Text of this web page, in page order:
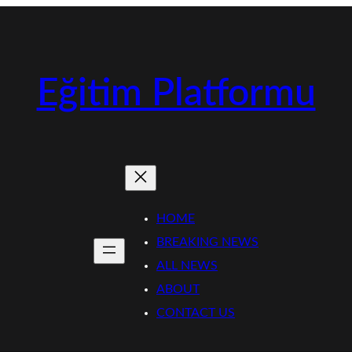
Eğitim Platformu
HOME
BREAKING NEWS
ALL NEWS
ABOUT
CONTACT US